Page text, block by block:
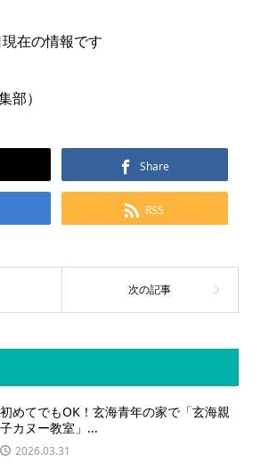
在の情報です
部）
Share
RSS
初めてでもOK！玄海青年の家で「玄海親
子カヌー教室」...
2026.03.31